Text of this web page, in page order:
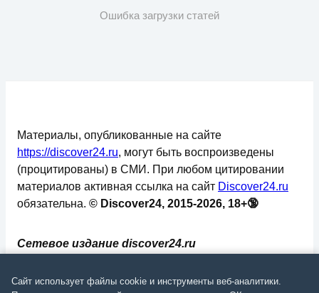
Ошибка загрузки статей
Сетевое издание discover24.ru
надзору в сфере связи, информационных
Материалы, опубликованные на сайте
https://discover24.ru, могут быть воспроизведены
(процитированы) в СМИ. При любом цитировании
материалов активная ссылка на сайт Discover24.ru
обязательна. © Discover24, 2015-2026, 18+🔞
Сайт использует файлы cookie и инструменты веб-аналитики.